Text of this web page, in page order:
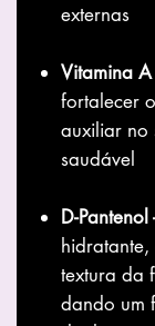
externas
Vitamina A
fortalecer
auxiliar no
saudável
D-Pantenol
textura da
dando um